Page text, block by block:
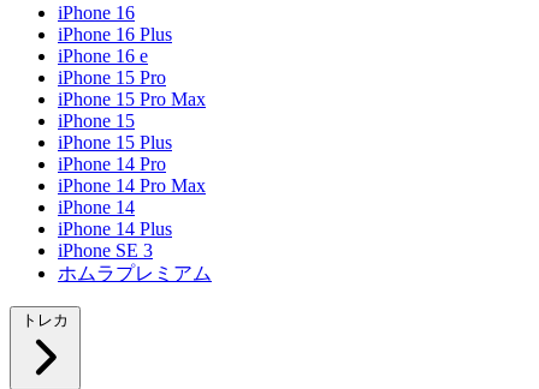
iPhone 16
iPhone 16 Plus
iPhone 16 e
iPhone 15 Pro
iPhone 15 Pro Max
iPhone 15
iPhone 15 Plus
iPhone 14 Pro
iPhone 14 Pro Max
iPhone 14
iPhone 14 Plus
iPhone SE 3
ホムラプレミアム
トレカ